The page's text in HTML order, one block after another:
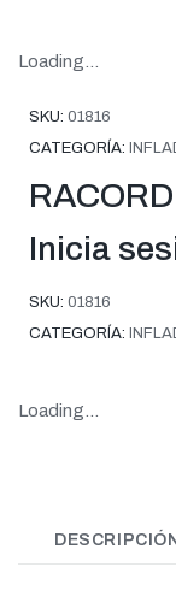
Loading...
SKU: 01816
CATEGORÍA:
Inicia
SKU: 01816
CATEGORÍA:
Loading...
DESCRIPCIÓN